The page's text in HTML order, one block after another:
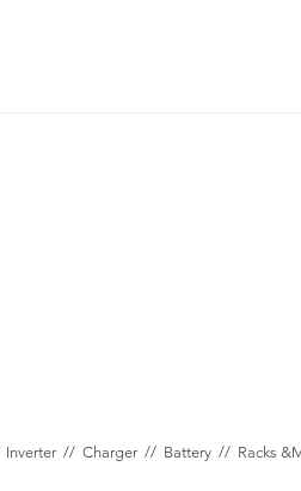
Inverter // Charger // Battery // Racks